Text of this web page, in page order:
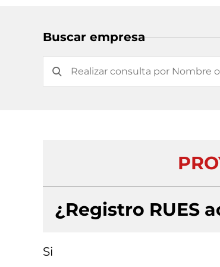
Buscar empresa
¿Registro RUES
Si